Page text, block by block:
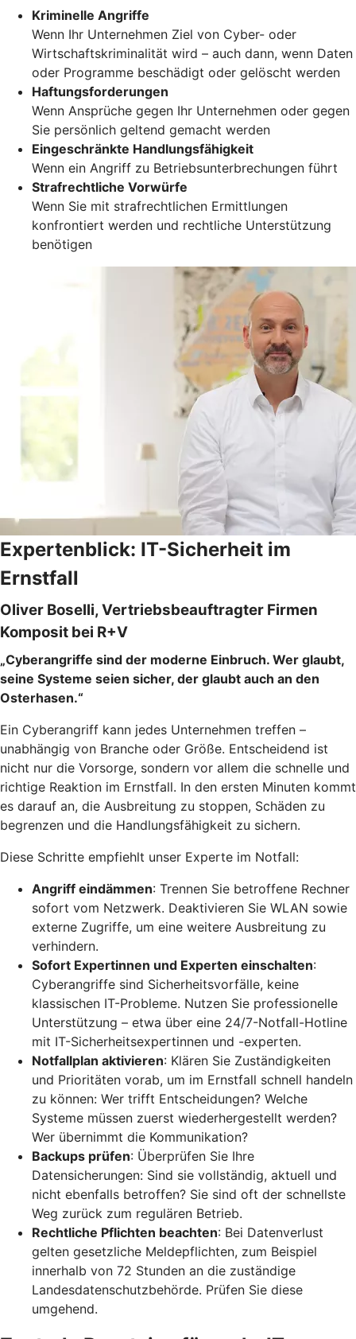
Kriminelle Angriffe
Wenn Ihr Unternehmen Ziel von Cyber- oder
Wirtschaftskriminalität wird – auch dann, wenn Daten
oder Programme beschädigt oder gelöscht werden
Haftungsforderungen
Wenn Ansprüche gegen Ihr Unternehmen oder gegen
Sie persönlich geltend gemacht werden
Eingeschränkte Handlungsfähigkeit
Wenn ein Angriff zu Betriebsunterbrechungen führt
Strafrechtliche Vorwürfe
Wenn Sie mit strafrechtlichen Ermittlungen
konfrontiert werden und rechtliche Unterstützung
benötigen
Expertenblick: IT-Sicherheit im
Ernstfall
Oliver Boselli, Vertriebsbeauftragter Firmen
Komposit bei R+V
„Cyberangriffe sind der moderne Einbruch. Wer glaubt,
seine Systeme seien sicher, der glaubt auch an den
Osterhasen.“
Ein Cyberangriff kann jedes Unternehmen treffen –
unabhängig von Branche oder Größe. Entscheidend ist
nicht nur die Vorsorge, sondern vor allem die schnelle und
richtige Reaktion im Ernstfall. In den ersten Minuten kommt
es darauf an, die Ausbreitung zu stoppen, Schäden zu
begrenzen und die Handlungsfähigkeit zu sichern.
Diese Schritte empfiehlt unser Experte im Notfall:
Angriff eindämmen: Trennen Sie betroffene Rechner
sofort vom Netzwerk. Deaktivieren Sie WLAN sowie
externe Zugriffe, um eine weitere Ausbreitung zu
verhindern.
Sofort Expertinnen und Experten einschalten:
Cyberangriffe sind Sicherheitsvorfälle, keine
klassischen IT-Probleme. Nutzen Sie professionelle
Unterstützung – etwa über eine 24/7-Notfall-Hotline
mit IT-Sicherheitsexpertinnen und -experten.
Notfallplan aktivieren: Klären Sie Zuständigkeiten
und Prioritäten vorab, um im Ernstfall schnell handeln
zu können: Wer trifft Entscheidungen? Welche
Systeme müssen zuerst wiederhergestellt werden?
Wer übernimmt die Kommunikation?
Backups prüfen: Überprüfen Sie Ihre
Datensicherungen: Sind sie vollständig, aktuell und
nicht ebenfalls betroffen? Sie sind oft der schnellste
Weg zurück zum regulären Betrieb.
Rechtliche Pflichten beachten: Bei Datenverlust
gelten gesetzliche Meldepflichten, zum Beispiel
innerhalb von 72 Stunden an die zuständige
Landesdatenschutzbehörde. Prüfen Sie diese
umgehend.